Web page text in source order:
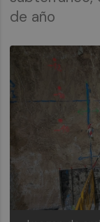
de año